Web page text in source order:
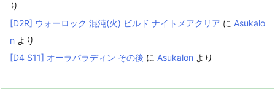
り
[D2R] ウォーロック 混沌(火) ビルド ナイトメアクリア に Asukalo
n より
[D4 S11] オーラパラディン その後 に Asukalon より